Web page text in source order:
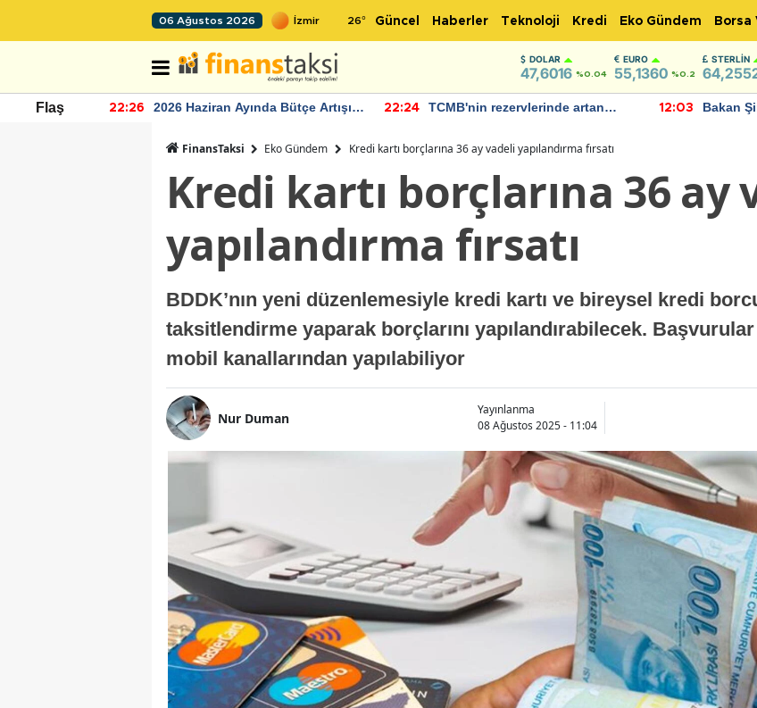
06 Ağustos 2026 26° Güncel Haberler Teknoloji Kredi Eko Gündem Borsa
DOLAR
47,6016 %0.04
EURO
55,1360 %0.2
STERLIN
Flaş 22:26
2026 Haziran Ayında Bütçe Artışı
22:24
TCMB'nin rezervlerinde artan
12:03
Bakan
FinansTaksi Eko Gündem Kredi kartı borçlarına 36 ay vadeli yapılandırma fırsatı
Kredi kartı borçlarına 36 ay
yapılandırma fırsatı
BDDK’nın yeni düzenlemesiyle kredi kartı ve bireysel kredi
taksitlendirme yaparak borçlarını yapılandırabilecek.
mobil kanallarından yapılabiliyor
Nur Duman
Yayınlanma
08 Ağustos 2025 - 11:04